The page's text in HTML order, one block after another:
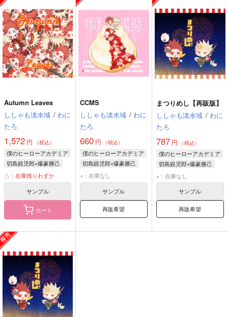
Autumn Leaves
ししゃも淡水域 / わに
たろ
1,572 円 （税込）
僕のヒーローアカデミア
切島鋭児郎×爆豪勝己
切島鋭児郎
爆豪勝己
△：在庫残りわずか
サンプル
カート
CCMS
ししゃも淡水域 / わに
たろ
660 円 （税込）
僕のヒーローアカデミア
切島鋭児郎×爆豪勝己
切島鋭児郎
×：在庫なし
サンプル
再販希望
まつりめし【再販版】
ししゃも淡水域 / わに
たろ
787円 （税込）
僕のヒーローアカデミア
切島鋭児郎×爆豪勝己
切島鋭児郎
×：在庫なし
サンプル
再販希望